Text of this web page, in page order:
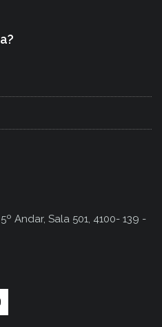
Andar, Sala 501, 4100- 139 -